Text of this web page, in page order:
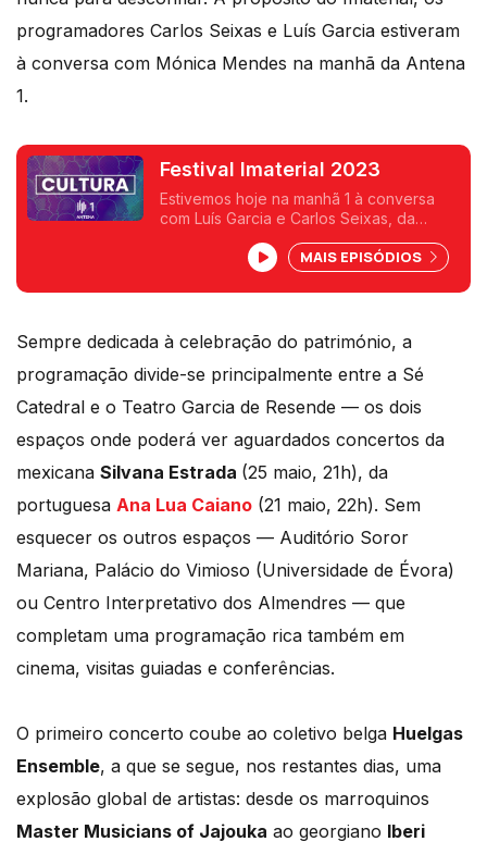
programadores Carlos Seixas e Luís Garcia estiveram
à conversa com Mónica Mendes na manhã da Antena
1.
Festival Imaterial 2023
Estivemos hoje na manhã 1 à conversa
com Luís Garcia e Carlos Seixas, da
Imaterial, em Évora, para divulgar esta 3º
MAIS EPISÓDIOS
Sempre dedicada à celebração do património, a
programação divide-se principalmente entre a Sé
Catedral e o Teatro Garcia de Resende — os dois
espaços onde poderá ver aguardados concertos da
mexicana Silvana Estrada (25 maio, 21h), da
portuguesa Ana Lua Caiano (21 maio, 22h). Sem
esquecer os outros espaços — Auditório Soror
Mariana, Palácio do Vimioso (Universidade de Évora)
ou Centro Interpretativo dos Almendres — que
completam uma programação rica também em
cinema, visitas guiadas e conferências.
O primeiro concerto coube ao coletivo belga Huelgas
Ensemble, a que se segue, nos restantes dias, uma
explosão global de artistas: desde os marroquinos
Master Musicians of Jajouka ao georgiano Iberi